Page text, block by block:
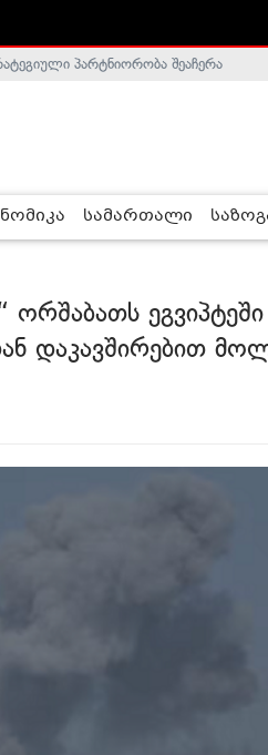
არალეგიტიმურია - ჰელსინკის
პარტნიორობა შეაჩერა
სამართალი
ორშაბათს
დაკავშირებით